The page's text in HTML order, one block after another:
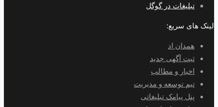
تبلیغات در گوگل
لینک های سریع:
همدان اد
ثبت آگهی جدید
اخبار و مطالب
تیم توسعه و مدیریت
پنل پیامک تبلیغاتی